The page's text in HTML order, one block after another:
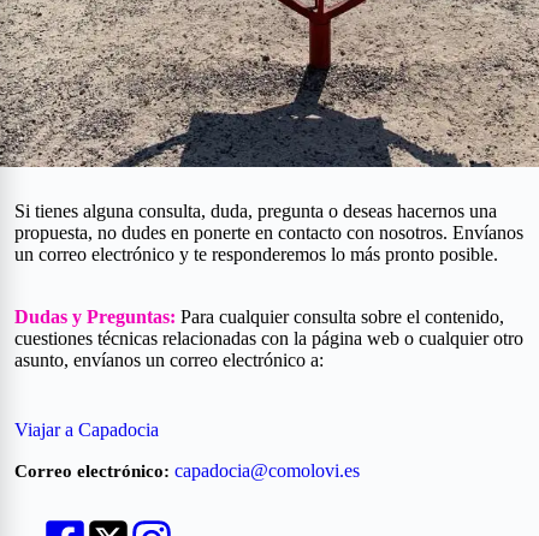
Si tienes alguna consulta, duda, pregunta o deseas hacernos una
propuesta, no dudes en ponerte en contacto con nosotros. Envíanos
un correo electrónico y te responderemos lo más pronto posible.
Dudas y Preguntas: Para cualquier consulta sobre el contenido,
cuestiones técnicas relacionadas con la página web o cualquier otro
asunto, envíanos un correo electrónico a:
Viajar a Capadocia
Correo electrónico: capadocia@comolovi.es